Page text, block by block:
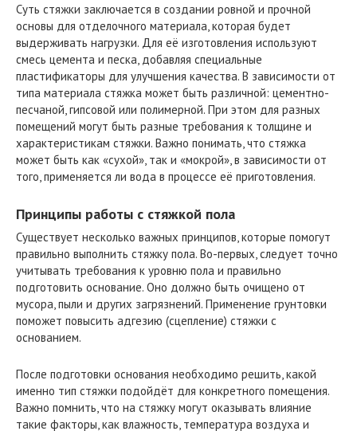
Суть стяжки заключается в создании ровной и прочной
основы для отделочного материала, которая будет
выдерживать нагрузки. Для её изготовления используют
смесь цемента и песка, добавляя специальные
пластификаторы для улучшения качества. В зависимости от
типа материала стяжка может быть различной: цементно-
песчаной, гипсовой или полимерной. При этом для разных
помещений могут быть разные требования к толщине и
характеристикам стяжки. Важно понимать, что стяжка
может быть как «сухой», так и «мокрой», в зависимости от
того, применяется ли вода в процессе её приготовления.
Принципы работы с стяжкой пола
Существует несколько важных принципов, которые помогут
правильно выполнить стяжку пола. Во-первых, следует точно
учитывать требования к уровню пола и правильно
подготовить основание. Оно должно быть очищено от
мусора, пыли и других загрязнений. Применение грунтовки
поможет повысить адгезию (сцепление) стяжки с
основанием.
После подготовки основания необходимо решить, какой
именно тип стяжки подойдёт для конкретного помещения.
Важно помнить, что на стяжку могут оказывать влияние
такие факторы, как влажность, температура воздуха и